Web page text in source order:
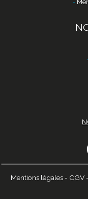
Mentions légales - CGV -